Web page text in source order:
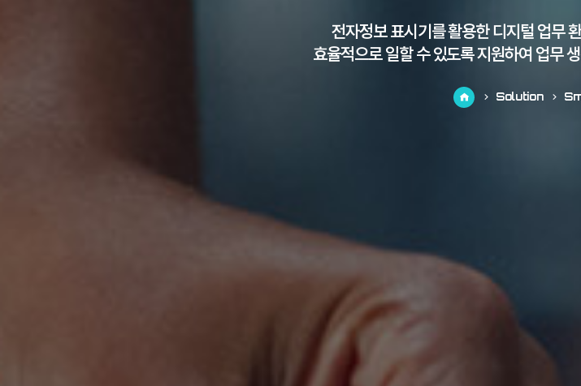
전자정보 표시기를 활용한 디지털 업무
효율적으로 일할 수 있도록 지원하여 업무
Solution